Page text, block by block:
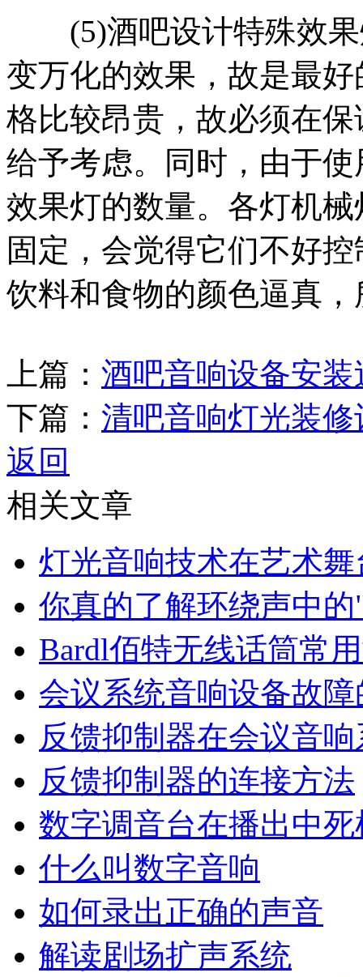
(5)酒吧设计特殊效果
变万化的效果，故是最
格比较昂贵，故必须在
给予考虑。同时，由于
效果灯的数量。各灯机
固定，会觉得它们不好
饮料和食物的颜色逼真
上篇： 酒吧音响设备安
下篇： 清吧音响灯光装
返回
相关文章
灯光音响技术在艺术
你真的了解环绕声中
Bardl佰特无线话筒常
会议系统音响设备故
反馈抑制器在会议音
反馈抑制器的连接方法
数字调音台在播出中
什么叫数字音响
如何录出正确的声音
解读剧场扩声系统